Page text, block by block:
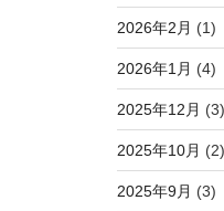
2026年2月 (1)
2026年1月 (4)
2025年12月 (3)
2025年10月 (2)
2025年9月 (3)